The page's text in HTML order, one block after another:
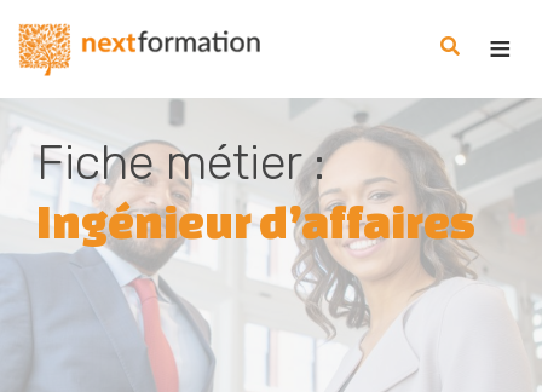
Nextformation
Fiche métier :
Ingénieur d’affaires